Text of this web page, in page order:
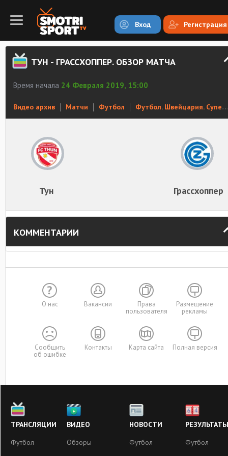
Вход Регистрация
ТУН - ГРАССХОППЕР. ОБЗОР МАТЧА
Время начала 24 Февраля 2019, 15:00
Видео архив Матчи Футбол Футбол. Швейцария. Суперлига
Тун Грассхоппер
КОММЕНТАРИИ
О нас Вакансии
Права
пользователя
Размещение
рекламы
Сообщить
об ошибке
Контакты Карта сайта Полная версия
ТРАНСЛЯЦИИ
Футбол
ВИДЕО
Обзоры
НОВОСТИ
Футбол
РЕЗУЛЬТАТЫ
Футбол